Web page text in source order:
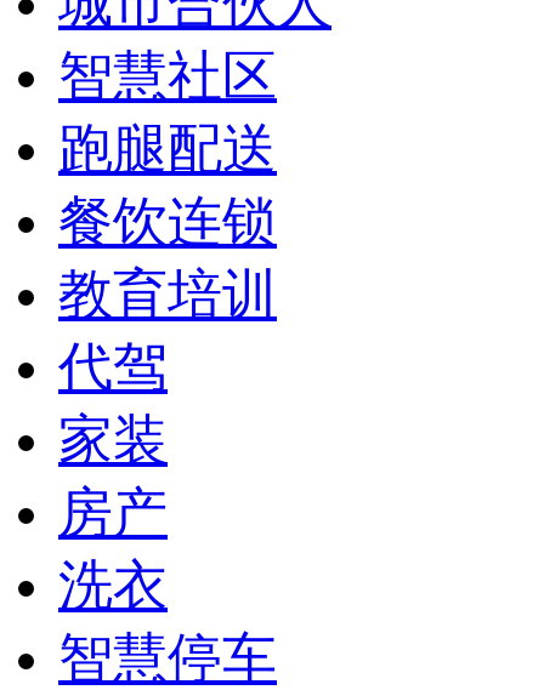
智慧社区
跑腿配送
餐饮连锁
教育培训
代驾
家装
房产
洗衣
智慧停车